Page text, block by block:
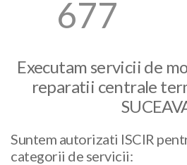
677
Executam servicii de
reparatii centrale
Suntem autorizati ISCIR
categorii de servicii: